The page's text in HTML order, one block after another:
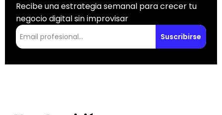
Recibe una estrategia semanal para crecer tu
negocio digital sin improvisar
Suscribirse